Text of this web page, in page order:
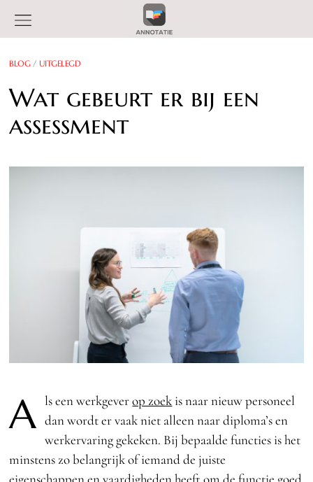
BLOG / UITGELEGD
Wat gebeurt er bij een
assessment
A ls een werkgeverop zoekis naar nieuw personeel
dan wordt er vaak niet alleen naar diploma’s en
werkervaring gekeken. Bij bepaalde functies is het
minstens zo belangrijk of iemand de juiste
eigenschappen en vaardigheden heeft om de functie goed